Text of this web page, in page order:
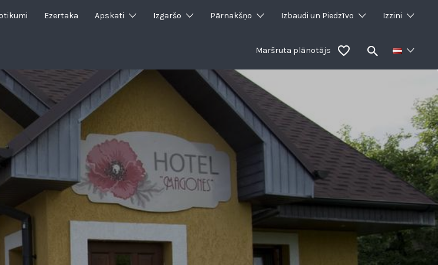
Ezertaka Apskati Izgaršo Pārnakšņo Izbaudi un Piedzīvo Izzini
Maršruta plānotājs